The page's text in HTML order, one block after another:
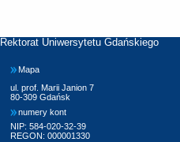
Rektorat Uniwersytetu Gdańskiego
Mapa
ul. prof. Marii Janion 7
80-309 Gdańsk
numery kont
NIP: 584-020-32-39
REGON: 000001330